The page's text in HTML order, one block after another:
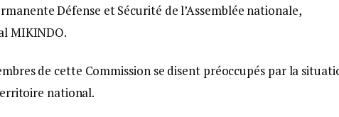
Défense et Sécurité de l’Assemblée nationale,
MIKINDO.
de cette Commission se disent préoccupés par la
national.